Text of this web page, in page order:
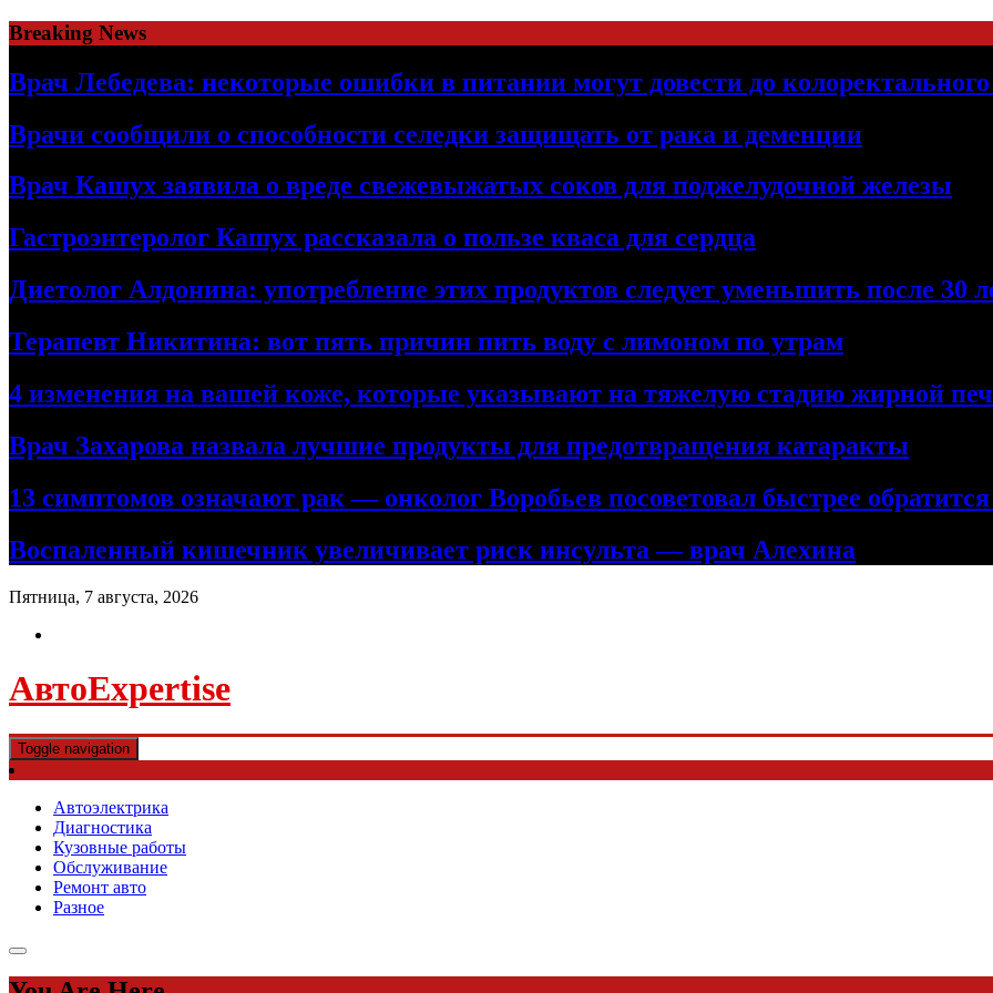
Skip
to
content
Breaking News
Врач Лебедева: некоторые ошибки в питании могут довести до
Врачи сообщили о способности селедки защищать от рака и деменции
Врач Кашух заявила о вреде свежевыжатых соков для поджелудочной железы
Гастроэнтеролог Кашух рассказала о пользе кваса для сердца
Диетолог Алдонина: употребление этих продуктов следует уменьшить после 30
Терапевт Никитина: вот пять причин пить воду с лимоном по утрам
4 изменения на вашей коже, которые указывают на тяжелую стадию жирной
Врач Захарова назвала лучшие продукты для предотвращения катаракты
13 симптомов означают рак — онколог Воробьев посоветовал быстрее
Воспаленный кишечник увеличивает риск инсульта — врач Алехина
Пятница, 7 августа, 2026
АвтоExpertise
Toggle navigation
Автоэлектрика
Диагностика
Кузовные работы
Обслуживание
Ремонт авто
Разное